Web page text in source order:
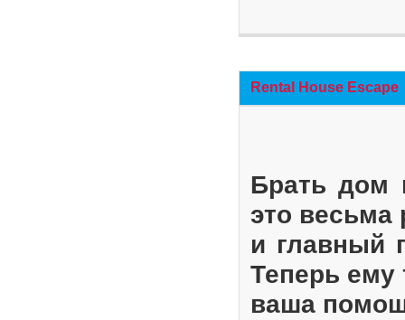
Rental House Escape
Брать дом
это весьма
и главный
Теперь ему
ваша